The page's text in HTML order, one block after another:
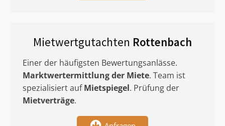
Mietwertgutachten Rottenbach
Einer der häufigsten Bewertungsanlässe.
Marktwertermittlungder Miete. Team ist
spezialisiert aufMietspiegel. Prüfung der
Mietverträge.